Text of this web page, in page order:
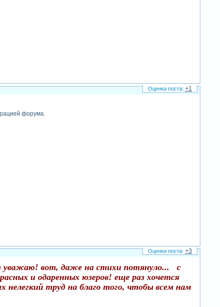
форума.
+1
уважаю! вот, даже на стихи потянуло... с
и одаренных юзеров! еще раз хочется
нелегкий труд на благо того, чтобы всем нам
+3